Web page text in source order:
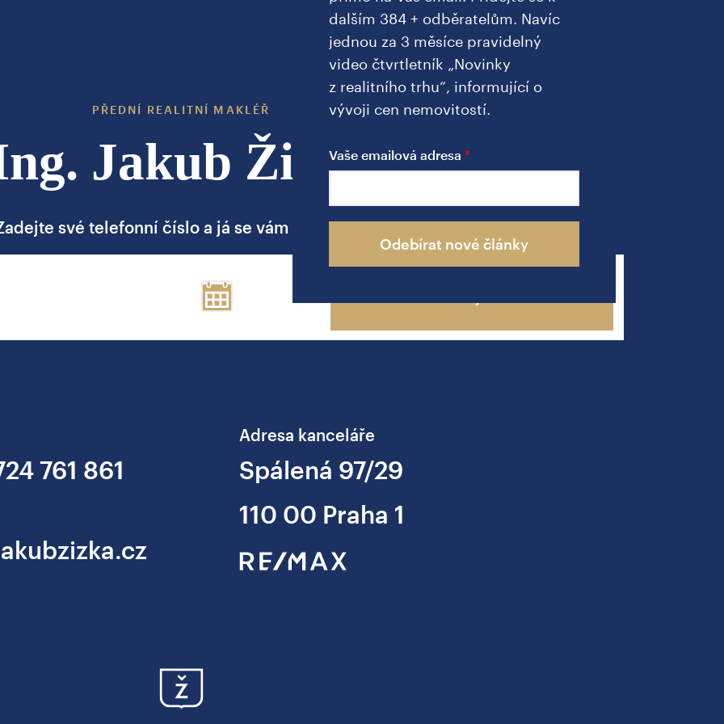
dalším 384 + odběratelům. Navíc
jednou za 3 měsíce pravidelný
video čtvrtletník „Novinky
z realitního trhu“, informující o
vývoji cen nemovitostí.
Vaše emailová adresa
Odebírat nové články
PŘEDNÍ REALITNÍ MAKLÉŘ
Jakub Žižka
své telefonní číslo a já se vám brzy ozvu
761 861
Adresa kanceláře
Spálená 97/29
110 00 Praha 1